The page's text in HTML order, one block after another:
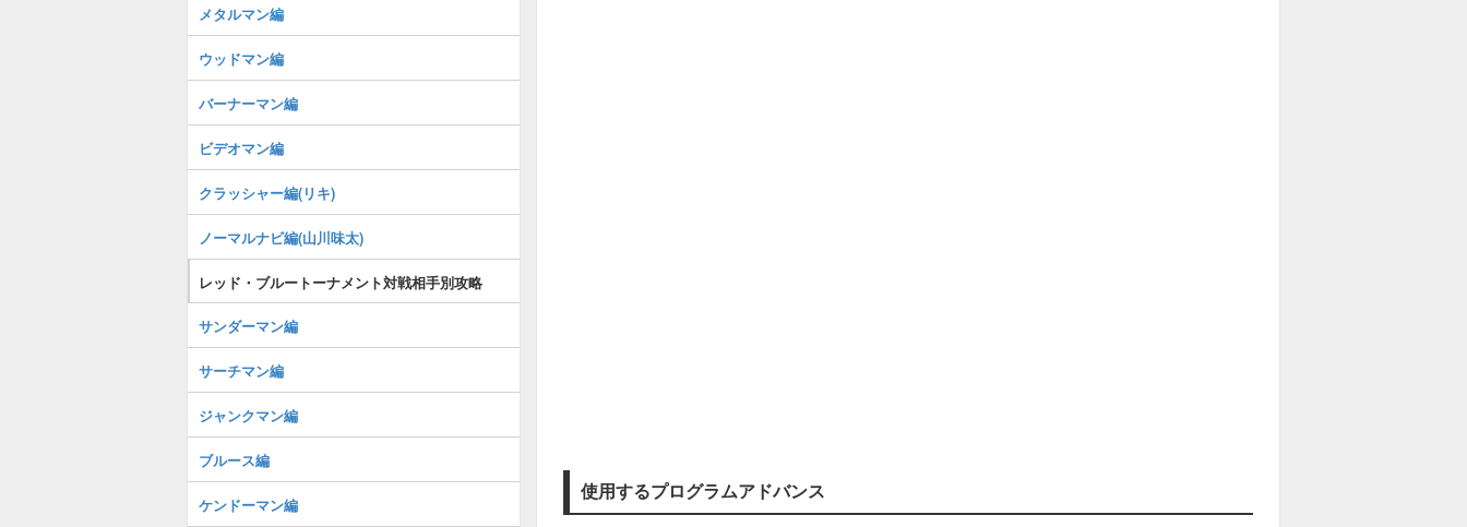
使用するプログラムアドバンス
メタルマン編
ウッドマン編
バーナーマン編
ビデオマン編
クラッシャー編(リキ)
ノーマルナビ編(山川味太)
レッド・ブルートーナメント対戦相手別攻略
サンダーマン編
サーチマン編
ジャンクマン編
ブルース編
ケンドーマン編